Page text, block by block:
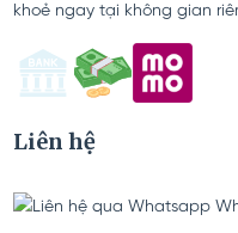
khoẻ ngay tại không gian
Liên hệ